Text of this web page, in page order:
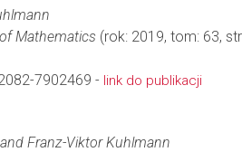
Mathematics (rok: 2019, tom: 63,
7902469 - link do publikacji
Franz-Viktor Kuhlmann